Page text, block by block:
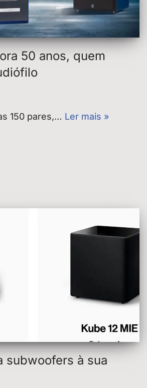
50 anos, quem
150 pares,… Ler mais »
subwoofers à sua